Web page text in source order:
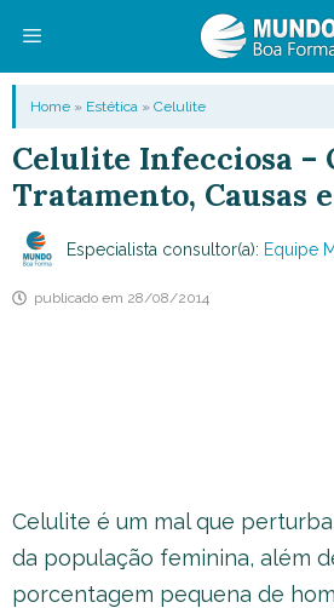
conteúdo
Menu
Home » Estética » Celulite
Celulite Infecciosa –
Tratamento, Causas
Especialista consultor(a): Equipe
publicado em 28/08/2014
Celulite é um mal que perturba
da população feminina, além
porcentagem pequena de